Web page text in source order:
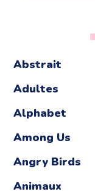
Abstrait
Adultes
Alphabet
Among Us
Angry Birds
Animaux